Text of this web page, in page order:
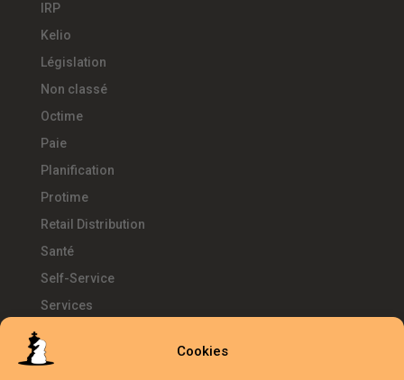
Cookies
IRP
Kelio
Législation
Non classé
Octime
Paie
Planification
Protime
Retail Distribution
Santé
Self-Service
Services
Télétravail